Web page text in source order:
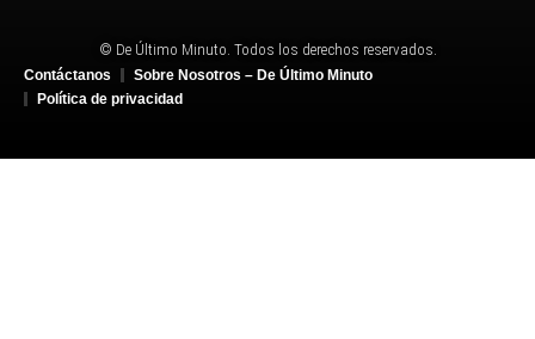
© De Último Minuto. Todos los derechos reservados.
Contáctanos
Sobre Nosotros – De Último Minuto
Política de privacidad